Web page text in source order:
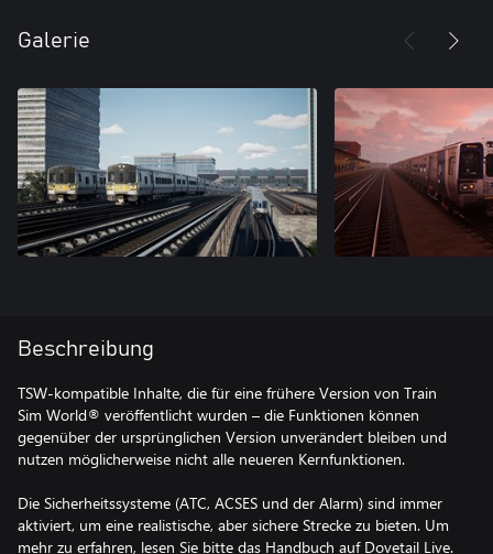
Galerie
Beschreibung
TSW-kompatible Inhalte, die für eine frühere Version von Train
Sim World® veröffentlicht wurden – die Funktionen können
gegenüber der ursprünglichen Version unverändert bleiben und
nutzen möglicherweise nicht alle neueren Kernfunktionen.
Die Sicherheitssysteme (ATC, ACSES und der Alarm) sind immer
aktiviert, um eine realistische, aber sichere Strecke zu bieten. Um
mehr zu erfahren, lesen Sie bitte das Handbuch auf Dovetail Live.